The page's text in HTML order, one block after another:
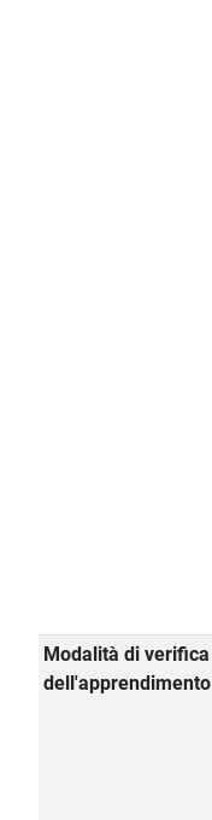
Modalità di verifica
dell'apprendimento